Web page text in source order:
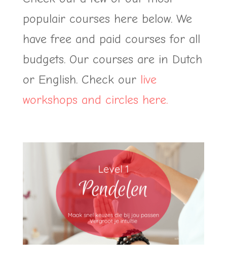
populair courses here below. We
have free and paid courses for all
budgets. Our courses are in Dutch
or English. Check our live
workshops and circles here.